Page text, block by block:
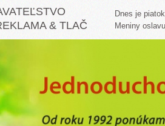
& TLAČ
Dnes je
Meniny